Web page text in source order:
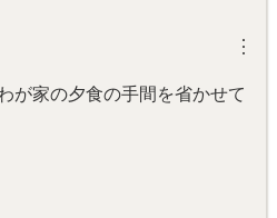
︙
が家の夕食の手間を省かせて